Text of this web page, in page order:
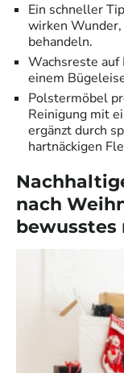
Ein schneller
wirken
behandeln.
Wachsreste
einem
Polstermöbel
Reinigung mit
ergänzt durch
hartnäckigen
nach
bewusstes